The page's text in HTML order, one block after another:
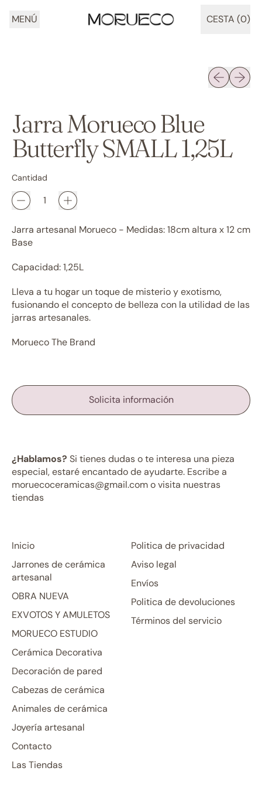
MENÚ CESTA (0)
ARTÍCULOS
Diapositiva
Jarra Morueco Blue
Butterfly SMALL 1,25L
Cantidad
Jarra artesanal Morueco - Medidas: 18cm altura x 12 cm
Base
Capacidad: 1,25L
Lleva a tu hogar un toque de misterio y exotismo,
fusionando el concepto de belleza con la utilidad de las
jarras artesanales.
Morueco The Brand
Solicita información
¿Hablamos? Si tienes dudas o te interesa una pieza
especial, estaré encantado de ayudarte. Escribe a
moruecoceramicas@gmail.com o visita nuestras
tiendas
Inicio
Jarrones de cerámica
artesanal
OBRA NUEVA
EXVOTOS Y AMULETOS
MORUECO ESTUDIO
Cerámica Decorativa
Decoración de pared
Cabezas de cerámica
Animales de cerámica
Joyería artesanal
Contacto
Las Tiendas
Politica de privacidad
Aviso legal
Envíos
Politica de devoluciones
Términos del servicio